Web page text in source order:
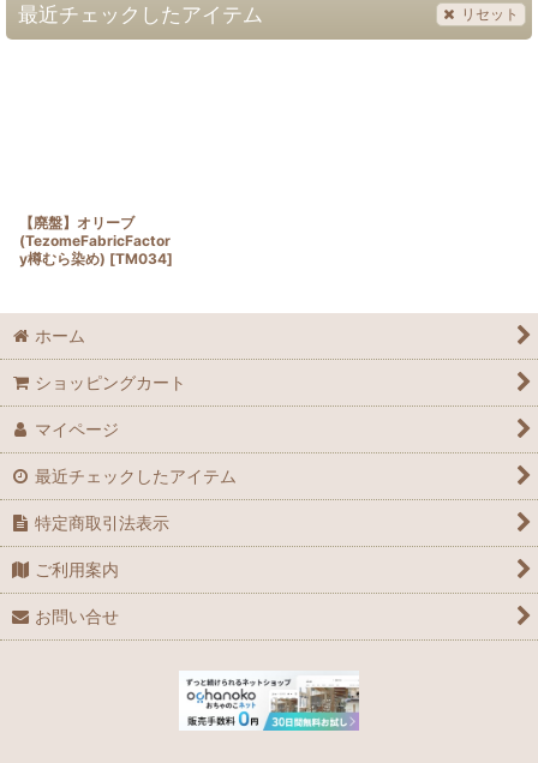
最近チェックしたアイテム リセット
【廃盤】オリーブ
(TezomeFabricFactor
y樽むら染め) [TM034]
ホーム
ショッピングカート
マイページ
最近チェックしたアイテム
特定商取引法表示
ご利用案内
お問い合せ